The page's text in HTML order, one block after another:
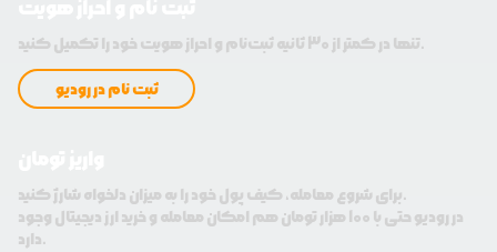
تنها در کمتر از 30 ثانیه ثبت‌نام و احراز هویت خود را تکمیل کنید.
ثبت نام در رودیو
برای شروع معامله، کیف پول خود را به میزان دلخواه شارژ کنید.
در رودیو حتی با 100 هزار تومان هم امکان معامله و خرید ارز دیجیتال وجود
دارد.